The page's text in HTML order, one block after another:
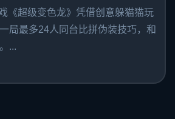
《超级变色龙》凭借创意躲猫猫玩
局最多24人同台比拼伪装技巧，和
...